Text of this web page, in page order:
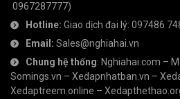
0967287777)
Hotline: Giao dịch đại lý: 097486
Email: Sales@nghiahai.vn
Chung hệ thống: Nghiahai.com –
Somings.vn – Xedapnhatban.vn –
Xedaptreem.online –